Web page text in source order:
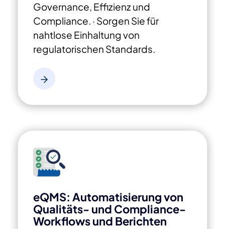
Governance, Effizienz und
Compliance. · Sorgen Sie für
nahtlose Einhaltung von
regulatorischen Standards.
eQMS: Automatisierung von
Qualitäts- und Compliance-
Workflows und Berichten